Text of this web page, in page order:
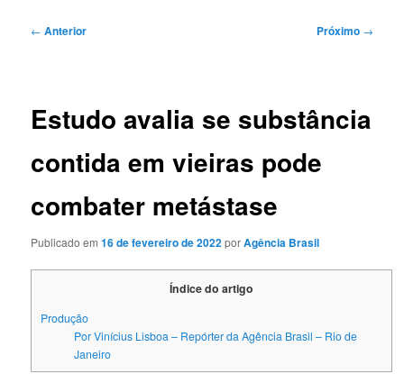
Navegação
← Anterior Próximo →
Estudo avalia se substância
contida em vieiras pode
combater metástase
Publicado em16 de fevereiro de 2022porAgência Brasil
Índice do artigo
Produção
Por Vinícius Lisboa – Repórter da Agência Brasil – Rio de
Janeiro